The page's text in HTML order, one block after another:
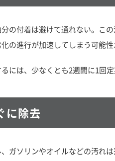
の付着は避けて通れない。こ
の進行が加速してしまう可能性
には、少なくとも2週間に1回
に除去
ガソリンやオイルなどの汚れ